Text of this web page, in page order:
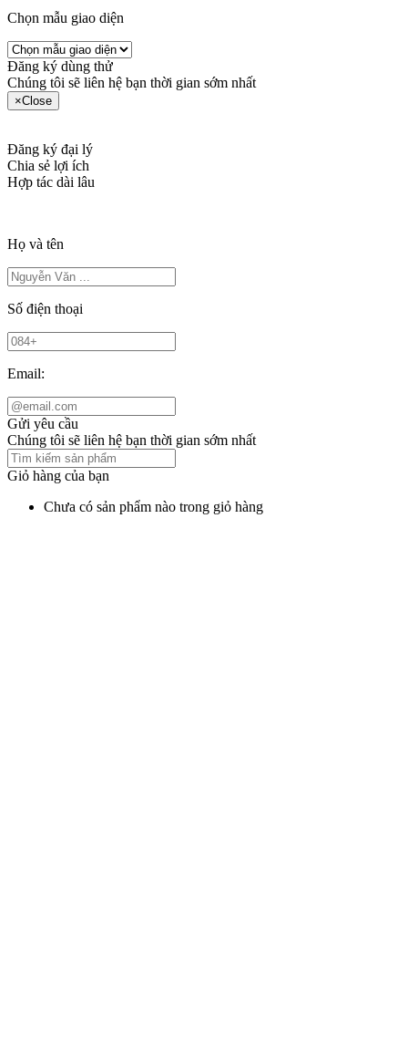
Chọn mẫu giao diện
Đăng ký dùng thử
Chúng tôi sẽ liên hệ bạn thời gian sớm nhất
×Close
Đăng ký đại lý
Chia sẻ lợi ích
Hợp tác dài lâu
Họ và tên
Số điện thoại
Email:
Gửi yêu cầu
Chúng tôi sẽ liên hệ bạn thời gian sớm nhất
Giỏ hàng của bạn
Chưa có sản phẩm nào trong giỏ hàng